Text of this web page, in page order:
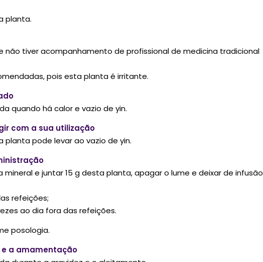
planta.
não tiver acompanhamento de profissional de medicina tradicional
pois esta planta é irritante.
quando há calor e vazio de yin.
com a sua utilização
pode levar ao vazio de yin.
mineral e juntar 15 g desta planta, apagar o lume e deixar de infusão
refeições;
ao dia fora das refeições.
posologia.
a amamentação